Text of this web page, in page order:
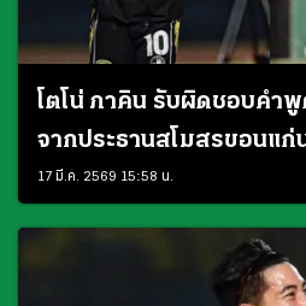
โตโน่ ภาคิน รับผิดชอบคำพูด ประกาศลาออก
จากประธานสโมสรขอนแ
T2 ไม่สำเร็จ
17 มี.ค. 2569 15:58 น.